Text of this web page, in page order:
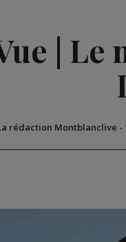
| Le
rédaction Montblanclive -